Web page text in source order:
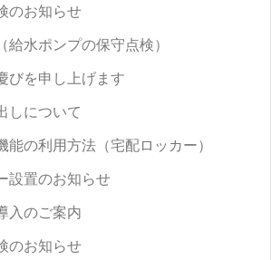
のお知らせ
水ポンプの保守点検）
びを申し上げます
しについて
能の利用方法（宅配ロッカー）
設置のお知らせ
入のご案内
のお知らせ